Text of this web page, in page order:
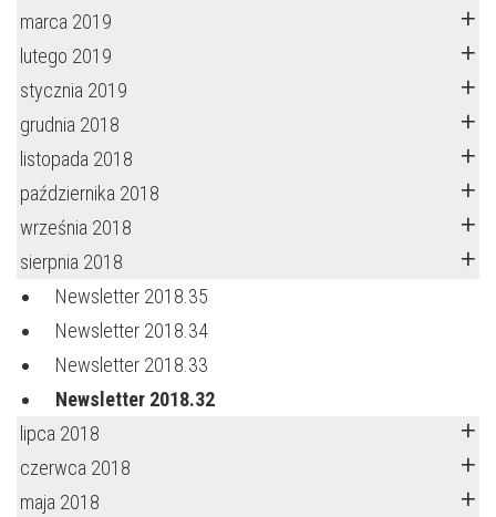
marca 2019
lutego 2019
stycznia 2019
grudnia 2018
listopada 2018
października 2018
września 2018
sierpnia 2018
Newsletter 2018.35
Newsletter 2018.34
Newsletter 2018.33
Newsletter 2018.32
lipca 2018
czerwca 2018
maja 2018